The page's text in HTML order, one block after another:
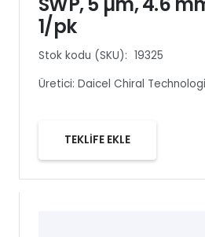
1/pk
Stok kodu (SKU): 19325
Üretici: Daicel Chiral
TEKLİFE EKLE